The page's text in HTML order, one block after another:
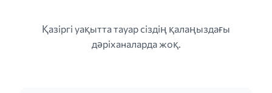
Қазіргі уақытта тауар сіздің қалаңыздағы
дәріханаларда жоқ.